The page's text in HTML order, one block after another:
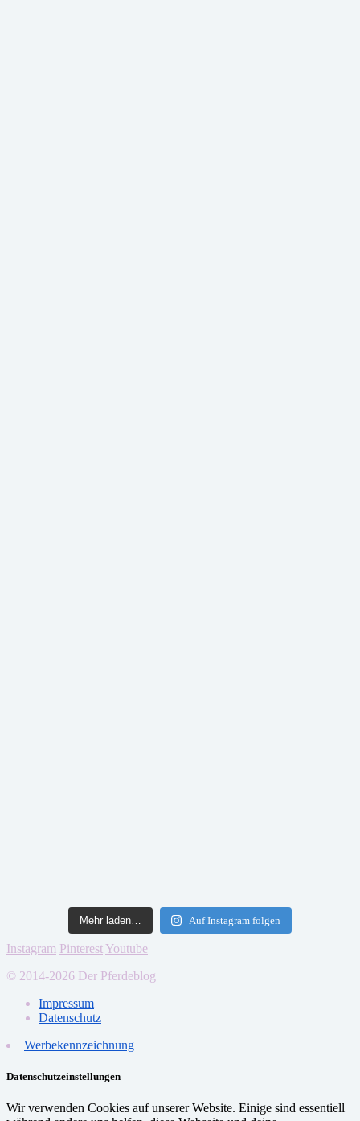
Mehr laden… Auf Instagram folgen
Instagram PinterestYoutube
© 2014-2026 Der Pferdeblog
Impressum
Datenschutz
Werbekennzeichnung
Datenschutzeinstellungen
Wir verwenden Cookies auf unserer Website. Einige sind essentiell